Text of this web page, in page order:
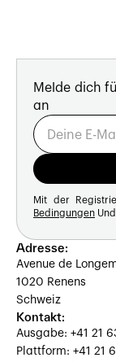
Melde dich
an
Mit der
Bedingungen
Adresse:
Avenue de
1020 Renens
Schweiz
Kontakt:
Ausgabe: +41 21
Plattform: +41 21